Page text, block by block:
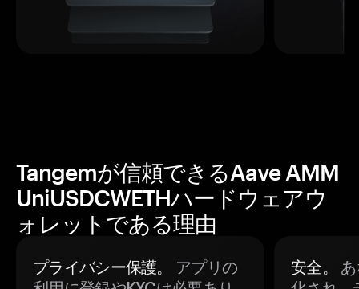
Tangemが信頼できるAave AMM
UniUSDCWETHハードウェアウ
ォレットである理由
プライバシー保護。
アプリの
安全。